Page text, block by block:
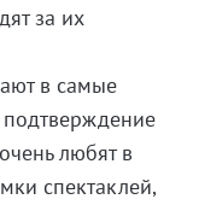
за их
в самые
любят в
спектаклей,